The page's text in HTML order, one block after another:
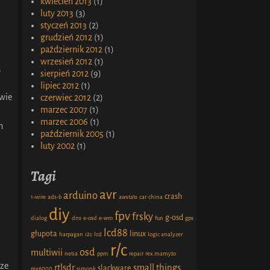
luty 2013 (3)
styczeń 2013 (2)
grudzień 2012 (1)
październik 2012 (1)
wrzesień 2012 (1)
sierpień 2012 (9)
lipiec 2012 (1)
czerwiec 2012 (2)
marzec 2007 (1)
marzec 2006 (1)
październik 2005 (1)
luty 2002 (1)
Tagi
1-wire ads-b arduino avr awstats car china crash
dialog diy dns e-osd e-wro fpvfrsky fun g-osd gps
głupota harpagan i2c lcd lcd88 linux logic analyzer
multiwii netia osd ppm r/c repair rex.mamy.to
rex6000 rtlsdr simonk small things